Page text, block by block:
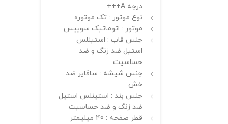
درجه A+++
نوع موتور : تک موتوره
موتور : اتوماتیک سوییس
جنس قاب : استینلس
استیل ضد زنگ و ضد
حساسیت
جنس شیشه : سافایر ضد
خش
جنس بند : استینلس استیل
ضد زنگ و ضد حساسیت
قطر صفحه : 40 میلیمتر